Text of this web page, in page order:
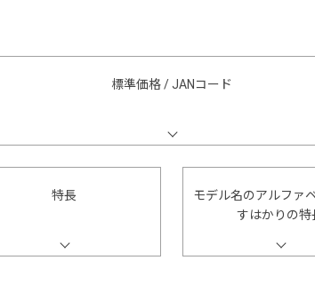
標準価格 / JANコード
特長
モデル名のアルファ
すはかりの特